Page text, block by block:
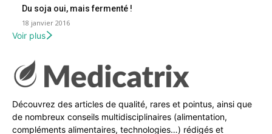
Du soja oui, mais fermenté !
18 janvier 2016
Voir plus
Découvrez des articles de qualité, rares et pointus, ainsi que
de nombreux conseils multidisciplinaires (alimentation,
compléments alimentaires, technologies…) rédigés et